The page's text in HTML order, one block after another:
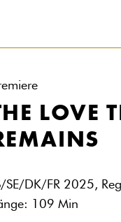
LOVE
SE/DK/FR 2025,
109 Min